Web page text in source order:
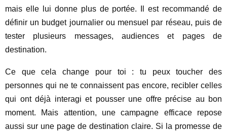
mais elle lui donne plus de portée. Il est recommandé de
définir un budget journalier ou mensuel par réseau, puis de
tester plusieurs messages, audiences et pages de
destination.
Ce que cela change pour toi : tu peux toucher des
personnes qui ne te connaissent pas encore, recibler celles
qui ont déjà interagi et pousser une offre précise au bon
moment. Mais attention, une campagne efficace repose
aussi sur une page de destination claire. Si la promesse de